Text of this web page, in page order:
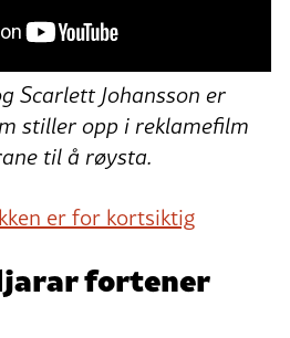
Scarlett Johansson er
stiller opp i reklamefilm
til å røysta.
er for kortsiktig
fortener